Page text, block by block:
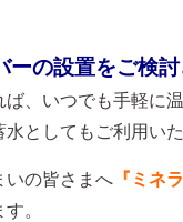
の設置をご検
、いつでも手軽に
としてもご利用いた
いの皆さまへ 『ミネ
。